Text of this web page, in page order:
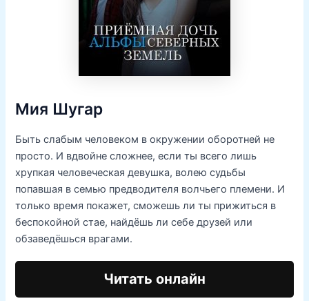
Мия Шугар
Быть слабым человеком в окружении оборотней не
просто. И вдвойне сложнее, если ты всего лишь
хрупкая человеческая девушка, волею судьбы
попавшая в семью предводителя волчьего племени. И
только время покажет, сможешь ли ты прижиться в
беспокойной стае, найдёшь ли себе друзей или
обзаведёшься врагами.
Читать онлайн